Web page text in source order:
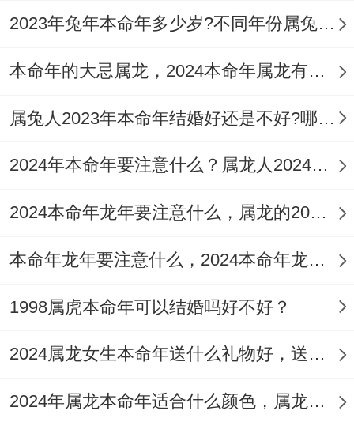
些不好的事情，受疾病困扰的可能性会极度
大 - 所以再今年一定要多加小心与注意。
特别是对于一些身体有救急的人，再今年一
能够导致自己的身体健康免受灾难的侵扰。
对于身体素质较差的属牛人来说，再今年还
生之道。还一定要看保证营养全面摄入~以
免影响自己正常的运势。
坠”当2021年的开运吉祥物，借助“福鼠送
吉”之力期盼2021年平安顺遂，安康大吉之
2023年兔年本命年多少岁?不同年份属兔人如何化解太岁？
本命年的大忌属龙，2024本命年属龙有哪些忌讳
属兔人2023年本命年结婚好还是不好?哪些属相今年结婚不好？
2024年本命年要注意什么？属龙人2024年本命年注意事项
2024本命年龙年要注意什么，属龙的2024本命年注意4个方面增添好运
本命年龙年要注意什么，2024本命年龙人注意3点
1998属虎本命年可以结婚吗好不好？
2024属龙女生本命年送什么礼物好，送属龙女生本命年礼物推荐
2024年属龙本命年适合什么颜色，属龙人2024年幸运颜色和忌讳颜色